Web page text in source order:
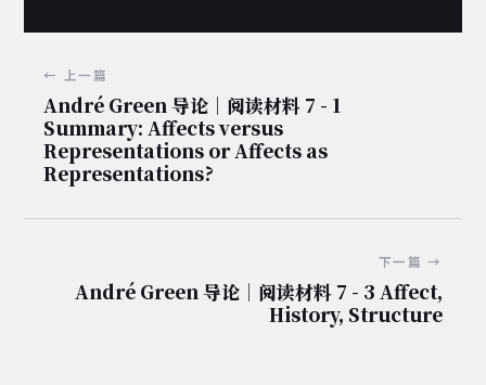
← 上一篇
André Green 导论｜阅读材料 7 - 1
Summary: Affects versus
Representations or Affects as
Representations?
下一篇 →
André Green 导论｜阅读材料 7 - 3 Affect,
History, Structure